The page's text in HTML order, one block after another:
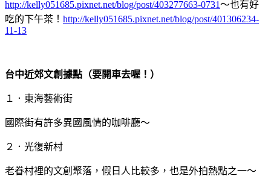
http://kelly051685.pixnet.net/blog/post/403277663-0731～也有好
吃的下午茶！ http://kelly051685.pixnet.net/blog/post/401306234-
11-13
台中近郊文創據點（要開車去喔！）
１．東海藝術街
國際街有許多異國風情的咖啡廳～
２．光復新村
老眷村裡的文創聚落，假日人比較多，也是外拍熱點之一～